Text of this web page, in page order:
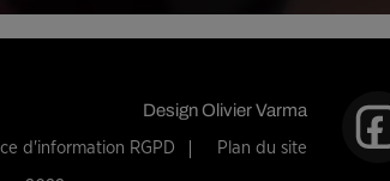
DesignOlivier Varma
d'information RGPD Plan du site